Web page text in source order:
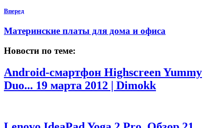
Вперед
Материнские платы для дома и офиса
Новости по теме:
Android-смартфон Highscreen Yummy
Duo... 19 марта 2012 | Dimokk